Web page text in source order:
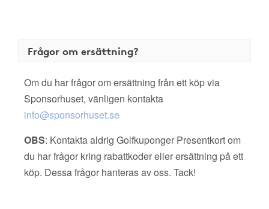
Frågor om ersättning?
Om du har frågor om ersättning från ett köp via
Sponsorhuset, vänligen kontakta
info@sponsorhuset.se
OBS: Kontakta aldrig Golfkuponger Presentkort om
du har frågor kring rabattkoder eller ersättning på ett
köp. Dessa frågor hanteras av oss. Tack!